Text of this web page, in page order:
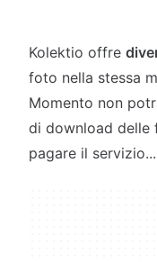
Kolektio offre
foto nella stessa
Momento non
di download delle
pagare il